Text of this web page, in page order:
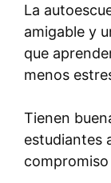
La
amigable y
que
menos
Tienen
estudiantes